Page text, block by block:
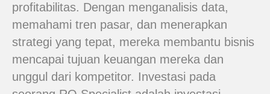
profitabilitas. Dengan menganalisis data,
memahami tren pasar, dan menerapkan
strategi yang tepat, mereka membantu bisnis
mencapai tujuan keuangan mereka dan
unggul dari kompetitor. Investasi pada